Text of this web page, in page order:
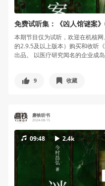
免费试听集：《凶人馆谜案
本期节目仅为试听，欢迎在机核
的2.9.5及以上版本）购买和收听
出品。 以医疗研究闻名的企业成
9 收藏
磨铁听书
2024-08-15
09:48 2.4k